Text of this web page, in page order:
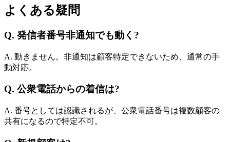
よくある疑問
Q. 発信者番号非通知でも動く?
A. 動きません。非通知は顧客特定できないため、通常の手
動対応。
Q. 公衆電話からの着信は?
A. 番号としては認識されるが、公衆電話番号は複数顧客の
共有になるので特定不可。